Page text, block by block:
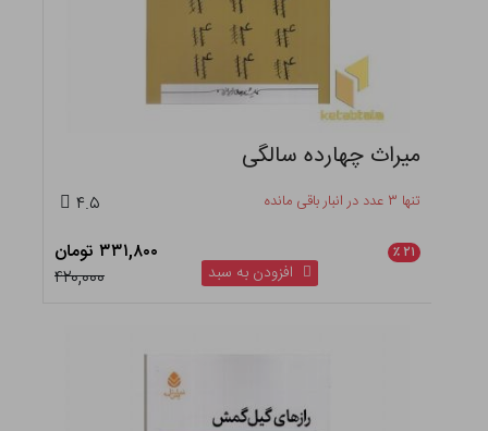
میراث چهارده سالگی
تنها ۳ عدد در انبار باقی مانده ۴.۵
۲۱ ٪
۳۳۱,۸۰۰ تومان
۴۲۰,۰۰۰
افزودن به سبد